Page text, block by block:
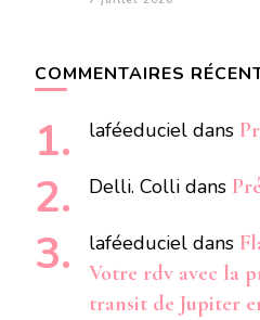
COMMENTAIRES
laféeduciel dans
Delli. Colli dans
laféeduciel dans
Votre rdv avec la
transit de Jupiter